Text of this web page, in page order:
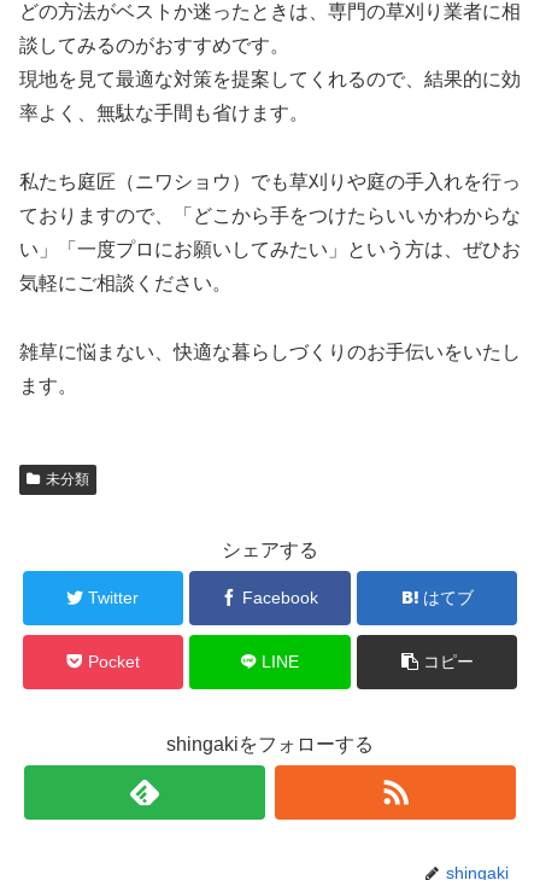
どの方法がベストか迷ったときは、専門の草刈り業者に相
談してみるのがおすすめです。
現地を見て最適な対策を提案してくれるので、結果的に効
率よく、無駄な手間も省けます。
私たち庭匠（ニワショウ）でも草刈りや庭の手入れを行っ
ておりますので、「どこから手をつけたらいいかわからな
い」「一度プロにお願いしてみたい」という方は、ぜひお
気軽にご相談ください。
雑草に悩まない、快適な暮らしづくりのお手伝いをいたし
ます。
未分類
シェアする
Twitter Facebook はてブ
Pocket LINE コピー
shingakiをフォローする
shingaki